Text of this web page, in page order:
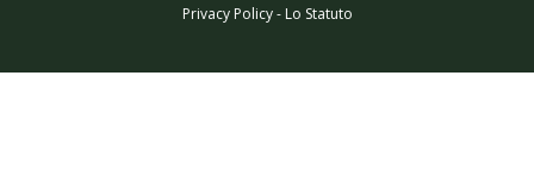
Privacy Policy- Lo Statuto